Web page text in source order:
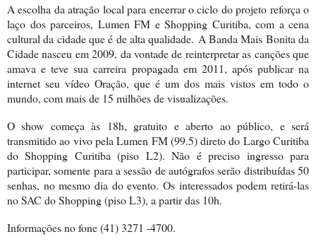
A escolha da atração local para encerrar o ciclo do projeto reforça o
laço dos parceiros, Lumen FM e Shopping Curitiba, com a cena
cultural da cidade que é de alta qualidade. A Banda Mais Bonita da
Cidade nasceu em 2009, da vontade de reinterpretar as canções que
amava e teve sua carreira propagada em 2011, após publicar na
internet seu vídeo Oração, que é um dos mais vistos em todo o
mundo, com mais de 15 milhões de visualizações.
O show começa às 18h, gratuito e aberto ao público, e será
transmitido ao vivo pela Lumen FM (99.5) direto do Largo Curitiba
do Shopping Curitiba (piso L2). Não é preciso ingresso para
participar, somente para a sessão de autógrafos serão distribuídas 50
senhas, no mesmo dia do evento. Os interessados podem retirá-las
no SAC do Shopping (piso L3), a partir das 10h.
Informações no fone (41) 3271 -4700.